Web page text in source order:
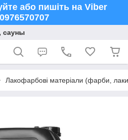
або пишіть на Viber
сауны
Лакофарбові матеріали (фарби,